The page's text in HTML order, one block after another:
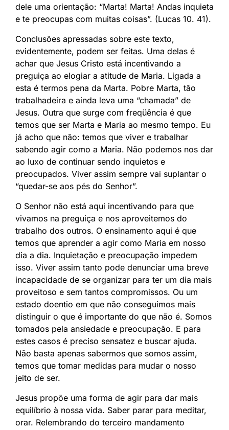
dele uma orientação: “Marta! Marta! Andas inquieta
e te preocupas com muitas coisas”. (Lucas 10. 41).
Conclusões apressadas sobre este texto,
evidentemente, podem ser feitas. Uma delas é
achar que Jesus Cristo está incentivando a
preguiça ao elogiar a atitude de Maria. Ligada a
esta é termos pena da Marta. Pobre Marta, tão
trabalhadeira e ainda leva uma “chamada” de
Jesus. Outra que surge com freqüência é que
temos que ser Marta e Maria ao mesmo tempo. Eu
já acho que não: temos que viver e trabalhar
sabendo agir como a Maria. Não podemos nos dar
ao luxo de continuar sendo inquietos e
preocupados. Viver assim sempre vai suplantar o
“quedar-se aos pés do Senhor”.
O Senhor não está aqui incentivando para que
vivamos na preguiça e nos aproveitemos do
trabalho dos outros. O ensinamento aqui é que
temos que aprender a agir como Maria em nosso
dia a dia. Inquietação e preocupação impedem
isso. Viver assim tanto pode denunciar uma breve
incapacidade de se organizar para ter um dia mais
proveitoso e sem tantos compromissos. Ou um
estado doentio em que não conseguimos mais
distinguir o que é importante do que não é. Somos
tomados pela ansiedade e preocupação. E para
estes casos é preciso sensatez e buscar ajuda.
Não basta apenas sabermos que somos assim,
temos que tomar medidas para mudar o nosso
jeito de ser.
Jesus propõe uma forma de agir para dar mais
equilíbrio à nossa vida. Saber parar para meditar,
orar. Relembrando do terceiro mandamento